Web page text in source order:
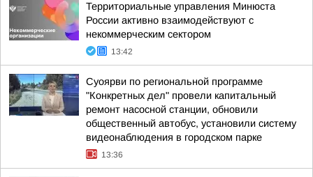
Территориальные управления Минюста
России активно взаимодействуют с
некоммерческим сектором
13:42
Суоярви по региональной программе
"Конкретных дел" провели капитальный
ремонт насосной станции, обновили
общественный автобус, установили систему
видеонаблюдения в городском парке
13:36